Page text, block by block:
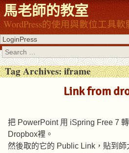
馬老師的教室
WordPress的使用與數位工具
Search
Tag Archives:iframe
Link from
把 PowerPoint 用 iSpring Free 7
Dropbox裡。
然後取的它的 Public Link，貼到